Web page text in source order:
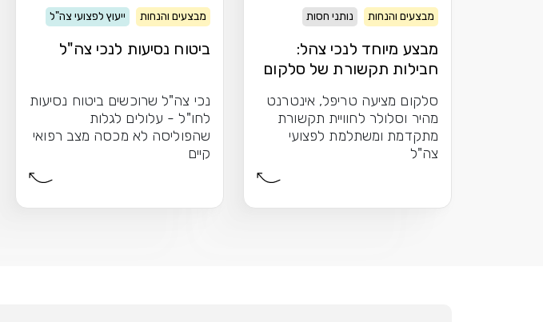
מבצעים והנחות נותני חסות
מבצע מיוחד לנכי צהל:
חבילות תקשורת של סלקום
סלקום מציעה טריפל, אינטרנט
מהיר וסלולר לחוויית תקשורת
מתקדמת ומשתלמת לפצועי
צה"ל
מבצעים והנחות ייעוץ לפצועי צה"ל
ביטוח נסיעות לנכי צה"ל
נכי צה"ל שרוכשים ביטוח נסיעות
לחו"ל - עלולים לגלות
שהפוליסה לא מכסה מצב רפואי
קיים